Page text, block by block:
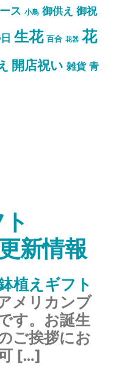
ス 小鳥 御供え 御祝
生花 百合 花器 花
開店祝い 雑貨 青
新情報
植えギフト
メリカンブ
す。お誕生
ご挨拶にお
[…]